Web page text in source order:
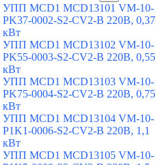
УПП MCD1 MCD13101 VM-10-
PK37-0002-S2-CV2-B 220В, 0,37
кВт
УПП MCD1 MCD13102 VM-10-
PK55-0003-S2-CV2-B 220В, 0,55
кВт
УПП MCD1 MCD13103 VM-10-
PK75-0004-S2-CV2-B 220В, 0,75
кВт
УПП MCD1 MCD13104 VM-10-
P1K1-0006-S2-CV2-B 220В, 1,1
кВт
УПП MCD1 MCD13105 VM-10-